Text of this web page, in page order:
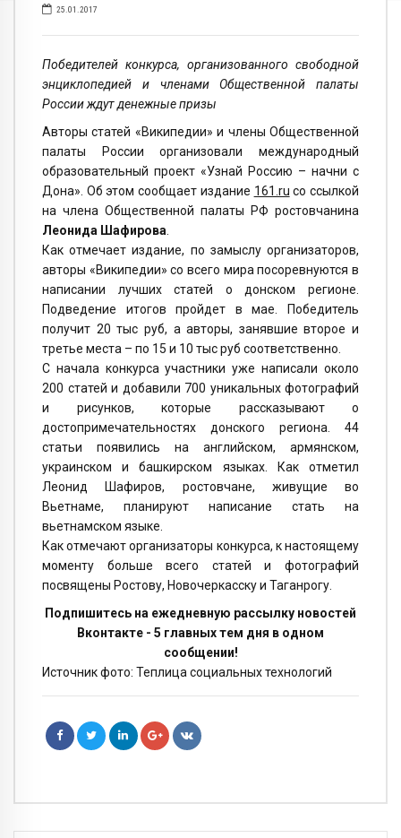
25.01.2017
Победителей конкурса, организованного свободной
энциклопедией и членами Общественной палаты
России ждут денежные призы
Авторы статей «Википедии» и члены Общественной
палаты России организовали международный
образовательный проект «Узнай Россию – начни с
Дона». Об этом сообщает издание 161.ru со ссылкой
на члена Общественной палаты РФ ростовчанина
Леонида Шафирова.
Как отмечает издание, по замыслу организаторов,
авторы «Википедии» со всего мира посоревнуются в
написании лучших статей о донском регионе.
Подведение итогов пройдет в мае. Победитель
получит 20 тыс руб, а авторы, занявшие второе и
третье места – по 15 и 10 тыс руб соответственно.
С начала конкурса участники уже написали около
200 статей и добавили 700 уникальных фотографий
и рисунков, которые рассказывают о
достопримечательностях донского региона. 44
статьи появились на английском, армянском,
украинском и башкирском языках. Как отметил
Леонид Шафиров, ростовчане, живущие во
Вьетнаме, планируют написание стать на
вьетнамском языке.
Как отмечают организаторы конкурса, к настоящему
моменту больше всего статей и фотографий
посвящены Ростову, Новочеркасску и Таганрогу.
Подпишитесь на ежедневную рассылку новостей
Вконтакте - 5 главных тем дня в одном
сообщении!
Источник фото: Теплица социальных технологий